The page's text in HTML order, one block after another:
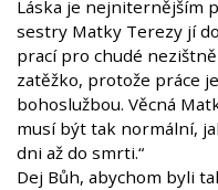
Láska je nejniternějším
sestry Matky Terezy jí
prací pro chudé
zatěžko, protože práce
bohoslužbou. Věcná
musí být tak normální,
dni až do smrti.“
Dej Bůh, abychom byli